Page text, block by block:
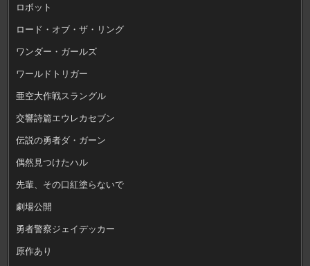
ロボット
ロード・オブ・ザ・リング
ワンダー・ガールズ
ワールドトリガー
亜空大作戦スラングル
交響詩篇エウレカセブン
伝説の勇者ダ・ガーン
偶然見つけたハル
先輩、その口紅塗らないで
劇場公開
勇者警察ジェイデッカー
原作あり